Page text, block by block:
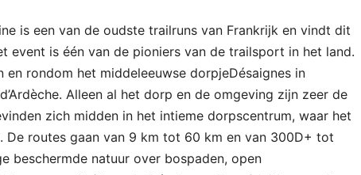
is een van de oudste trailruns van Frankrijk en vindt dit
event is één van de pioniers van de trailsport in het land.
rondom het middeleeuwse dorpjeDésaignes in
Alleen al het dorp en de omgeving zijn zeer de
zich midden in het intieme dorpscentrum, waar het
De routes gaan van 9 km tot 60 km en van 300D+ tot
beschermde natuur over bospaden, open